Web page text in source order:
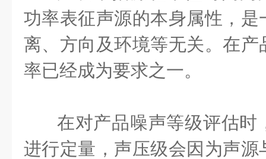
功率表征声源的本身属性，
离、方向及环境等无关。在
率已经成为要求之一。
在对产品噪声等级评估时
进行定量，声压级会因为声